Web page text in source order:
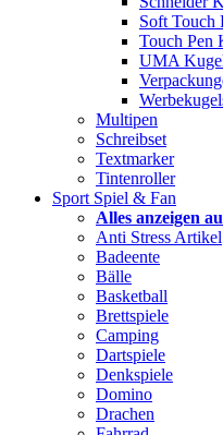
Soft Touch
Touch Pen
UMA
Multipen
Schreibset
Textmarker
Tintenroller
Sport Spiel & Fan
Alles anzeigen
Anti Stress Artikel
Badeente
Bälle
Basketball
Brettspiele
Camping
Dartspiele
Denkspiele
Domino
Drachen